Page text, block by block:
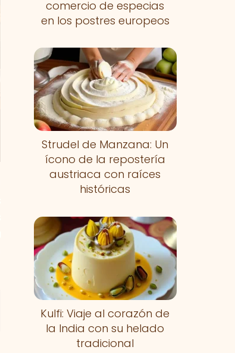
comercio de especias
en los postres europeos
Strudel de Manzana: Un
ícono de la repostería
austriaca con raíces
históricas
Kulfi: Viaje al corazón de
la India con su helado
tradicional